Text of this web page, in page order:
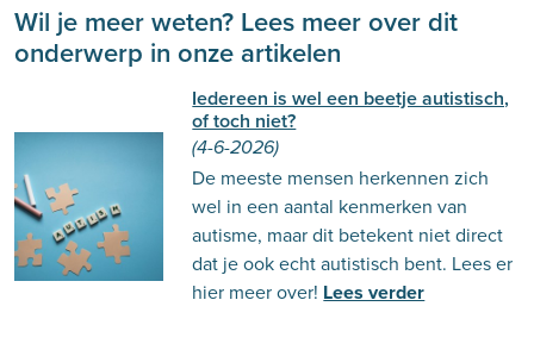
Wil je meer weten? Lees meer over dit
onderwerp in onze artikelen
Iedereen is wel een beetje autistisch,
of toch niet?
(4-6-2026)
De meeste mensen herkennen zich
wel in een aantal kenmerken van
autisme, maar dit betekent niet direct
dat je ook echt autistisch bent. Lees er
hier meer over! Lees verder